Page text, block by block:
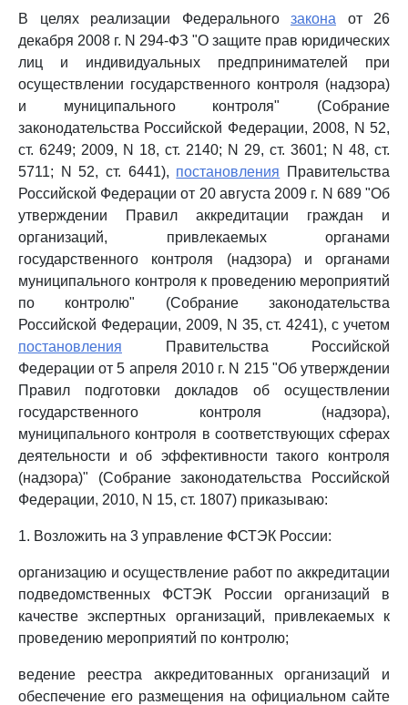
В целях реализации Федерального закона от 26
декабря 2008 г. N 294-ФЗ "О защите прав юридических
лиц и индивидуальных предпринимателей при
осуществлении государственного контроля (надзора)
и муниципального контроля" (Собрание
законодательства Российской Федерации, 2008, N 52,
ст. 6249; 2009, N 18, ст. 2140; N 29, ст. 3601; N 48, ст.
5711; N 52, ст. 6441), постановления Правительства
Российской Федерации от 20 августа 2009 г. N 689 "Об
утверждении Правил аккредитации граждан и
организаций, привлекаемых органами
государственного контроля (надзора) и органами
муниципального контроля к проведению мероприятий
по контролю" (Собрание законодательства
Российской Федерации, 2009, N 35, ст. 4241), с учетом
постановления Правительства Российской
Федерации от 5 апреля 2010 г. N 215 "Об утверждении
Правил подготовки докладов об осуществлении
государственного контроля (надзора),
муниципального контроля в соответствующих сферах
деятельности и об эффективности такого контроля
(надзора)" (Собрание законодательства Российской
Федерации, 2010, N 15, ст. 1807) приказываю:
1. Возложить на 3 управление ФСТЭК России:
организацию и осуществление работ по аккредитации
подведомственных ФСТЭК России организаций в
качестве экспертных организаций, привлекаемых к
проведению мероприятий по контролю;
ведение реестра аккредитованных организаций и
обеспечение его размещения на официальном сайте